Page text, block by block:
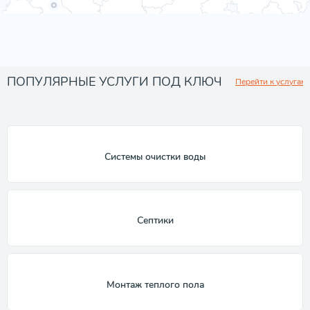
ПОПУЛЯРНЫЕ УСЛУГИ ПОД КЛЮЧ Перейти к услугам
Системы очистки воды
Септики
Монтаж теплого пола